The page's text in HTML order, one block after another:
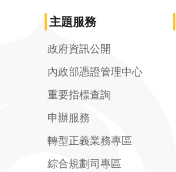
主題服務
政府資訊公開
內政部憑證管理中心
重要指標查詢
申辦服務
轉型正義業務專區
綜合規劃司專區